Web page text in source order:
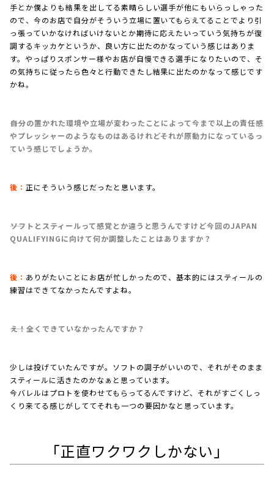
手とか僕よりも結果を出してる素晴らしい選手が他にもいらっしゃった
ので、今のお店で自分がそういう立場に置いてもらえてることでより引
っ張っていかなければいけないとか期待に応えたいっていう気持ちが復
調するキッカケというか、良い方に出たのかなっていう感じはありま
す。やっぱりスポンサー様やお店が自慢できる選手になりたいので、そ
の気持ちに従ったら色々と行動できたし結果に出たのかなって感じです
かね。
――自分の置かれた環境や立場が変わったことによって今まで以上の責任感
やプレッシャーのようなものはあるけれどそれが原動力になっているっ
ていう感じでしょうか。
後：正にそういう感じだったと思います。
――ソフトとスティールって感覚とか違うと思うんですけど今回のJAPAN
QUALIFYINGに向けて何か調整したことはありますか？
後： ありがたいことにお店が忙しかったので、基本的にはスティールの
練習はできてなかったんですよね。
――え！全くできていなかったんですか？
少しは投げていたんですが。ソフトの調子がいいので、それがそのまま
スティールに活きたのかなぁと思っています。
今バレルはプロトを使わせてもらってるんですけど、それがすごくしっ
くり来てる感じがしててそれも一つの要因かなと思っています。
「正直ワクワクしかない」